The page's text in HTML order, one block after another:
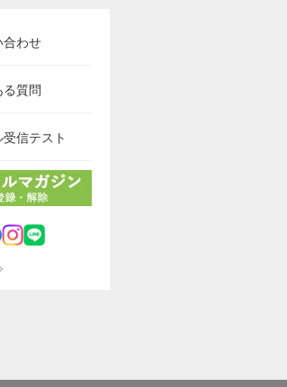
合わせ
質問
受信テスト